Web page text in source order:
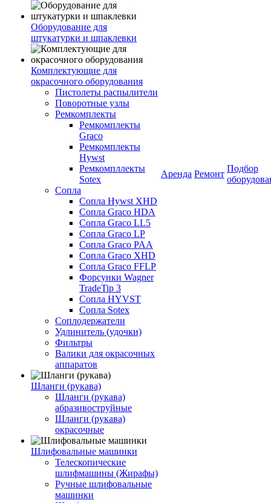
Оборудование для
штукатурки и шпаклевки
Комплектующие для
окрасочного оборудования
Пистолеты распылители
Поворотные узлы
Ремкомплекты
Ремкомплекты
Graco
Ремкомплекты
Hywst
Ремкомпллекты
Sotex
Сопла
Сопла Hywst XHD
Сопла Graco HDA
Сопла Graco LL5
Сопла Graco LP
Сопла Graco PAA
Сопла Graco XHD
Сопла Graco FFLP
Форсунки Wagner
TradeTip 3
Сопла HYVST
Сопла Sotex
Соплодержатели
Удлинитель (удочки)
Фильтры
Валики для окрасочных
аппаратов
Шланги (рукава)
Шланги (рукава)
абразивоструйные
Шланги (рукава)
окрасочные
Шлифовальные машинки
Телескопические
шлифмашины (Жирафы)
Ручные шлифовальные
машинки
Аренда Ремонт
Подбор